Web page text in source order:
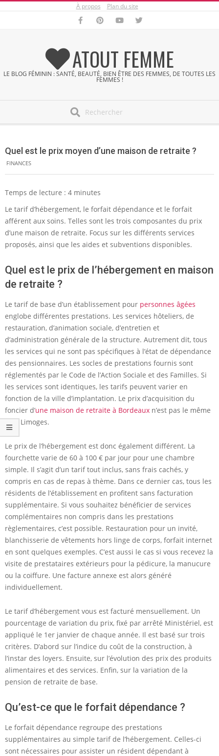
À propos Plan du site
ATOUT FEMME
LE BLOG FÉMININ : SANTÉ, BEAUTÉ, BIEN ÊTRE DES FEMMES, DE TOUTES LES
FEMMES !
Menu
Quel est le prix moyen d’une maison de retraite ?
FINANCES
Temps de lecture : 4 minutes
Le tarif d’hébergement, le forfait dépendance et le forfait
afférent aux soins. Telles sont les trois composantes du prix
d’une maison de retraite. Focus sur les différents services
proposés, ainsi que les aides et subventions disponibles.
Quel est le prix de l’hébergement en maison
de retraite ?
Le tarif de base d’un établissement pour personnes âgées
englobe différentes prestations. Les services hôteliers, de
restauration, d’animation sociale, d’entretien et
d’administration générale de la structure. Autrement dit, tous
les services qui ne sont pas spécifiques à l’état de dépendance
des pensionnaires. Les socles de prestations fournis sont
réglementés par le Code de l’Action Sociale et des Familles. Si
les services sont identiques, les tarifs peuvent varier en
fonction de la ville d’implantation. Le prix d’acquisition du
foncier d’une maison de retraite à Bordeaux n’est pas le même
qu’à Limoges.
Le prix de l’hébergement est donc également différent. La
fourchette varie de 60 à 100 € par jour pour une chambre
simple. Il s’agit d’un tarif tout inclus, sans frais cachés, y
compris en cas de repas à thème. Dans ce dernier cas, tous les
résidents de l’établissement en profitent sans facturation
supplémentaire. Si vous souhaitez bénéficier de services
complémentaires non compris dans les prestations
règlementaires, c’est possible. Restauration pour un invité,
blanchisserie de vêtements hors linge de corps, forfait internet
en sont quelques exemples. C’est aussi le cas si vous recevez la
visite de prestataires extérieurs pour la pédicure, la manucure
ou la coiffure. Une facture annexe est alors généré
individuellement.
Le tarif d’hébergement vous est facturé mensuellement. Un
pourcentage de variation du prix, fixé par arrêté Ministériel, est
appliqué le 1er janvier de chaque année. Il est basé sur trois
critères. D’abord sur l’indice du coût de la construction, à
l’instar des loyers. Ensuite, sur l’évolution des prix des produits
alimentaires et des services. Enfin, sur la variation de la
pension de retraite de base.
Qu’est-ce que le forfait dépendance ?
Le forfait dépendance regroupe des prestations
supplémentaires au simple tarif de l’hébergement. Celles-ci
sont nécessaires pour assister un résident dépendant à